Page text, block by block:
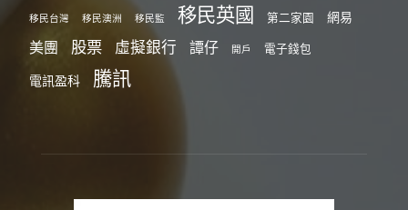
移民台灣 移民澳洲 移民監 移民英國 第二家園 網易
美團 股票 虛擬銀行 譚仔 開戶 電子錢包
電訊盈科 騰訊